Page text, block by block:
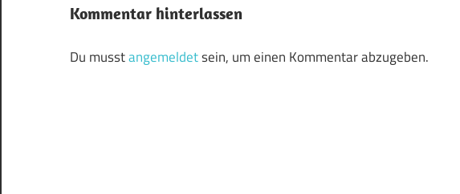
Kommentar hinterlassen
Du musstangemeldetsein, um einen Kommentar abzugeben.